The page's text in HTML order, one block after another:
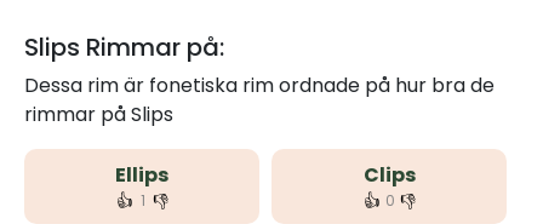
Slips Rimmar på:
Dessa rim är fonetiska rim ordnade på hur bra de
rimmar på Slips
Ellips
👍 1 👎
Clips
👍 0 👎